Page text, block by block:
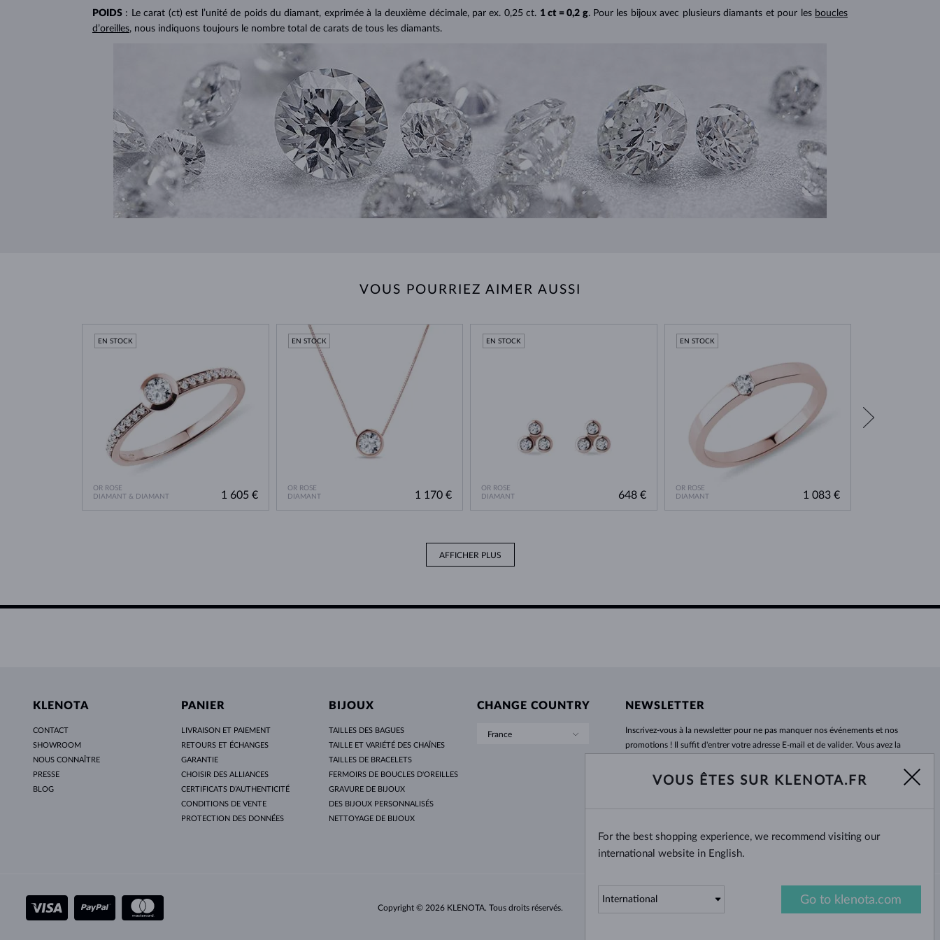
POIDS : Le carat (ct) est l’unité de poids du diamant, exprimée à la deuxième décimale, par ex. 0,25 ct. 1 ct = 0,2 g. Pour les bijoux avec plusieurs diamants et pour les boucles
d’oreilles, nous indiquons toujours le nombre total de carats de tous les diamants.
VOUS POURRIEZ AIMER AUSSI
OR ROSE
DIAMANT & DIAMANT
EN STOCK
1 605 €
OR ROSE
DIAMANT
EN STOCK
1 170 €
OR ROSE
DIAMANT
EN STOCK
648 €
OR ROSE
DIAMANT
EN STOCK
1 083 €
AFFICHER PLUS
KLENOTA
CONTACT
SHOWROOM
NOUS CONNAÎTRE
PRESSE
BLOG
PANIER
LIVRAISON ET PAIEMENT
RETOURS ET ÉCHANGES
GARANTIE
CHOISIR DES ALLIANCES
CERTIFICATS D’AUTHENTICITÉ
CONDITIONS DE VENTE
PROTECTION DES DONNÉES
BIJOUX
TAILLES DES BAGUES
TAILLE ET VARIÉTÉ DES CHAÎNES
TAILLES DE BRACELETS
FERMOIRS DE BOUCLES D'OREILLES
GRAVURE DE BIJOUX
DES BIJOUX PERSONNALISÉS
NETTOYAGE DE BIJOUX
CHANGE COUNTRY
France
NEWSLETTER
Inscrivez-vous àla newsletter pour ne pas manquer nos événements et nos
promotions ! Il suffit d'entrer votre adresse E-mail et de valider. Vous avez la
impatience.
Oui, je veux recevoir desnouvelles intéressantes par e-mail.
Copyright © 2026 KLENOTA. Tous droits réservés.
VOUS ÊTES SUR KLENOTA.FR
For the best shopping experience, we recommend visiting our
international website in English.
Go to klenota.com